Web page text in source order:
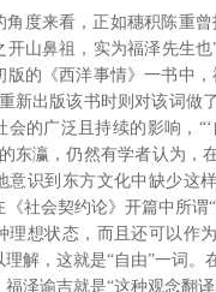
角度来看，正如穗积陈重
山鼻祖，实为福泽先生也”
版的《西洋事情》一书中
新出版该书时则对该词做
会的广泛且持续的影响，
东瀛，仍然有学者认为，
意识到东方文化中缺少这
社会契约论》开篇中所谓
理想状态，而且还可以作
解，这就是“自由”一词。
泽谕吉就是“这种观念翻译